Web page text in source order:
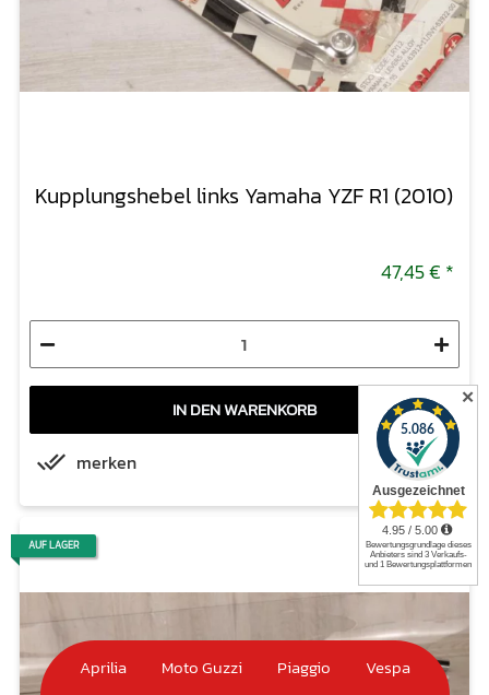
Kupplungshebel links Yamaha YZF R1 (2010)
47,45 € *
IN DEN WARENKORB
merken
AUF LAGER
Aprilia Moto Guzzi Piaggio Vespa
✕